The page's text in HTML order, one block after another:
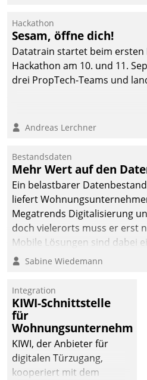
Hackathon
Sesam, öffne dich!
Datatrain startet beim ersten
Hackathon am 10. und 11.
drei PropTech-Teams und
Andreas Lerchner
Bestandsdaten
Mehr Wert auf den
Ein belastbarer
liefert
Megatrends Digitalisierung
doch vielerorts muss er erst
Mobile Lösungen sind dabei
Sabine Wiedemann
Integration
KIWI-Schnittstelle
für
Wohnungsunternehmen
KIWI, der Anbieter für
digitalen Türzugang,
kooperiert mit dem